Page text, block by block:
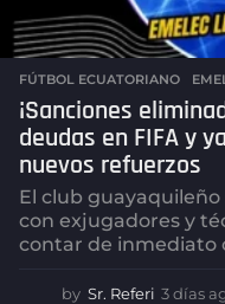
FÚTBOL ECUATORIANO ,
¡Sanciones
deudas en FIFA y
nuevos refuerzos
El club
con exjugadores y
contar de inmediato
by Sr. Referi 3 días